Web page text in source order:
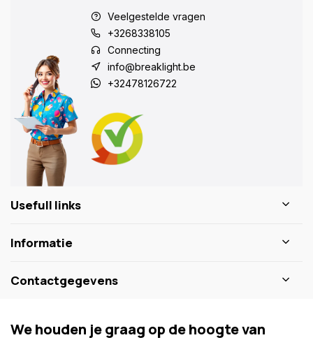
Veelgestelde vragen
+3268338105
Connecting
info@breaklight.be
+32478126722
Usefull links
Informatie
Contactgegevens
We houden je graag op de hoogte van